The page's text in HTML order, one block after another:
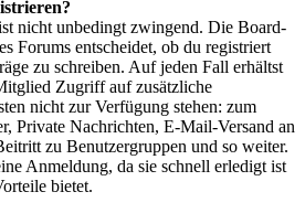
nicht unbedingt zwingend. Die Board-
Forums entscheidet, ob du registriert
zu schreiben. Auf jeden Fall erhältst
Zugriff auf zusätzliche
nicht zur Verfügung stehen: zum
Private Nachrichten, E-Mail-Versand an
zu Benutzergruppen und so weiter.
Anmeldung, da sie schnell erledigt ist
bietet.